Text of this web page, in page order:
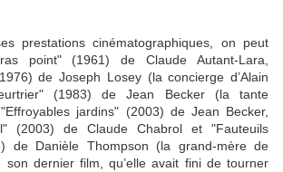
prestations cinématographiques, on peut
point" (1961) de Claude Autant-Lara,
de Joseph Losey (la concierge d’Alain
(1983) de Jean Becker (la tante
jardins" (2003) de Jean Becker,
(2003) de Claude Chabrol et "Fauteuils
de Danièle Thompson (la grand-mère de
son dernier film, qu’elle avait fini de tourner